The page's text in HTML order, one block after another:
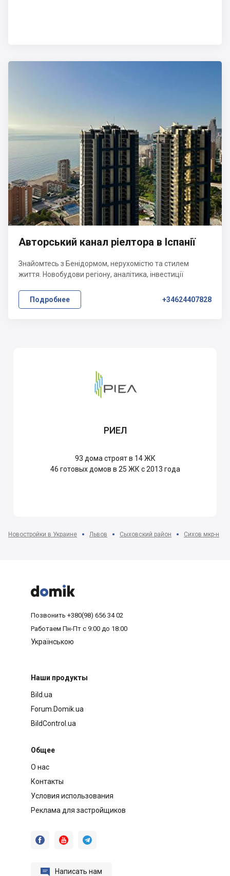
Авторський канал ріелтора в Іспанії
Знайомтесь з Бенідормом, нерухомістю та стилем
життя. Новобудови регіону, аналітика, інвестиції
Подробнее +34624407828
РИЕЛ
93 дома строят в 14 ЖК
46 готовых домов в 25 ЖК с 2013 года
Новостройки в Украине Львов Сыховский район Сихов мкр-н



Позвонить +380(98) 656 34 02
Работаем Пн-Пт с 9:00 до 18:00
Українською
Наши продукты
Bild.ua
Forum.Domik.ua
BildControl.ua
Общее
О нас
Контакты
Условия использования
Реклама для застройщиков
  
 Написать нам